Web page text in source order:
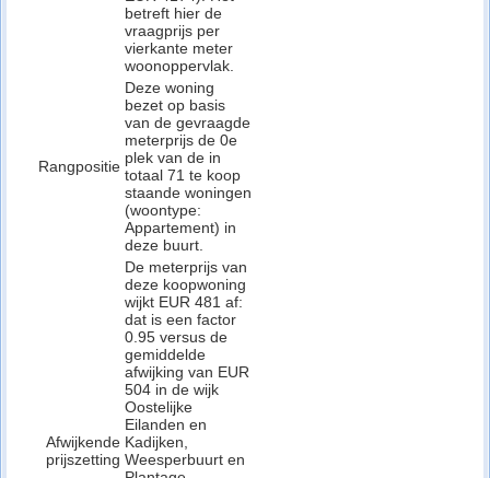
betreft hier de
vraagprijs per
vierkante meter
woonoppervlak.
Rangpositie
Deze woning
bezet op basis
van de gevraagde
meterprijs de 0e
plek van de in
totaal 71 te koop
staande woningen
(woontype:
Appartement) in
deze buurt.
Afwijkende
prijszetting
De meterprijs van
deze koopwoning
wijkt EUR 481 af:
dat is een factor
0.95 versus de
gemiddelde
afwijking van EUR
504 in de wijk
Oostelijke
Eilanden en
Kadijken,
Weesperbuurt en